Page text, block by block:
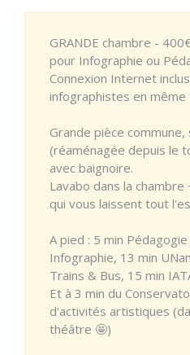
GRANDE chambre -
pour Infographie ou
Connexion Internet
infographistes en même
Grande pièce commune,
(réaménagée depuis le
avec baignoire.
Lavabo dans la
qui vous laissent tout
A pied : 5 min Pédagogie
Infographie, 13 min
Trains & Bus, 15 min
Et à 3 min du
d'activités artistiques
théâtre 🤩)